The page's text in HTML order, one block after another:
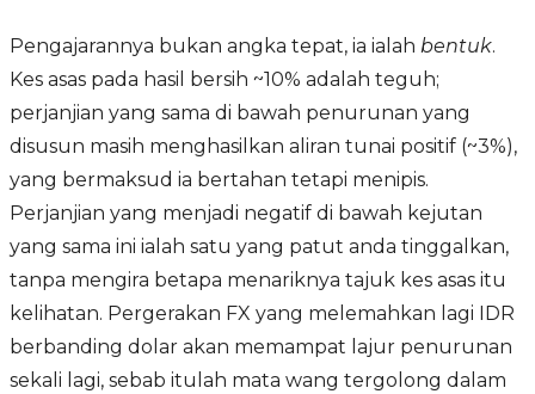
Pengajarannya bukan angka tepat, ia ialah bentuk.
Kes asas pada hasil bersih ~10% adalah teguh;
perjanjian yang sama di bawah penurunan yang
disusun masih menghasilkan aliran tunai positif (~3%),
yang bermaksud ia bertahan tetapi menipis.
Perjanjian yang menjadi negatif di bawah kejutan
yang sama ini ialah satu yang patut anda tinggalkan,
tanpa mengira betapa menariknya tajuk kes asas itu
kelihatan. Pergerakan FX yang melemahkan lagi IDR
berbanding dolar akan memampat lajur penurunan
sekali lagi, sebab itulah mata wang tergolong dalam